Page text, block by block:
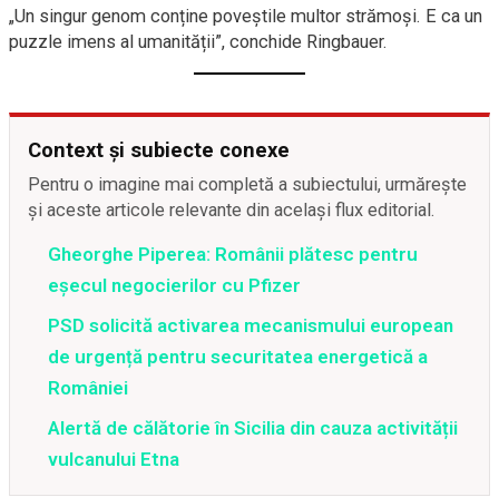
„Un singur genom conține poveștile multor strămoși. E ca un
puzzle imens al umanității”, conchide Ringbauer.
Context și subiecte conexe
Pentru o imagine mai completă a subiectului, urmărește
și aceste articole relevante din același flux editorial.
Gheorghe Piperea: Românii plătesc pentru
eșecul negocierilor cu Pfizer
PSD solicită activarea mecanismului european
de urgență pentru securitatea energetică a
României
Alertă de călătorie în Sicilia din cauza activității
vulcanului Etna